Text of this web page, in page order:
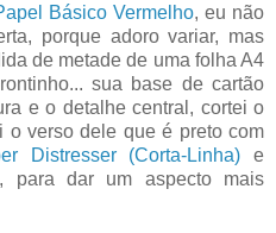
Básico Vermelho, eu não
porque adoro variar, mas
de metade de uma folha A4
sua base de cartão
e o detalhe central, cortei o
o verso dele que é preto com
Distresser (Corta-Linha) e
para dar um aspecto mais